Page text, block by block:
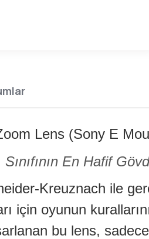
Lens (Sony E
En Hafif
Kreuznach ile
için oyunun
bu lens,